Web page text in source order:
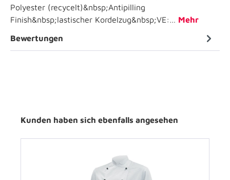
Polyester (recycelt)&nbsp;Antipilling
Finish&nbsp;lastischer Kordelzug&nbsp;VE:… Mehr
Bewertungen
Kunden haben sich ebenfalls angesehen